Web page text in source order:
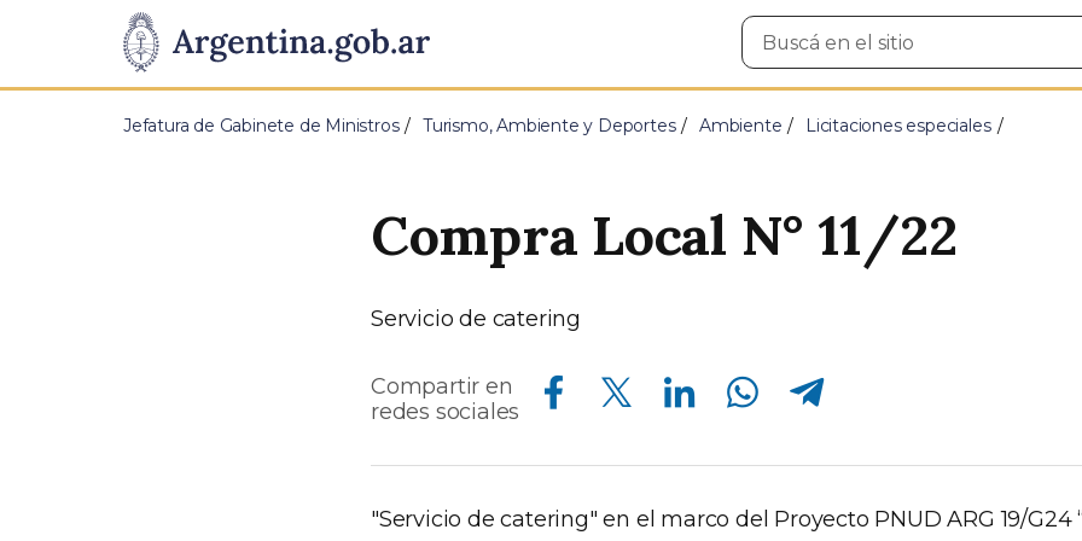
Presidencia
de
Pasar al contenido principal
Buscar
en
Jefatura de Gabinete de Ministros Turismo, Ambiente y Deportes Ambiente Licitaciones especiales
Compra Local N° 11/22
Servicio de catering
Compartir en
redes sociales
Compartir en Facebook Compartir en Twitter Compartir en Linkedin Compartir en Whatsapp Compartir en Telegram
"Servicio de catering" en el marco del Proyecto PNUD ARG 19/G24